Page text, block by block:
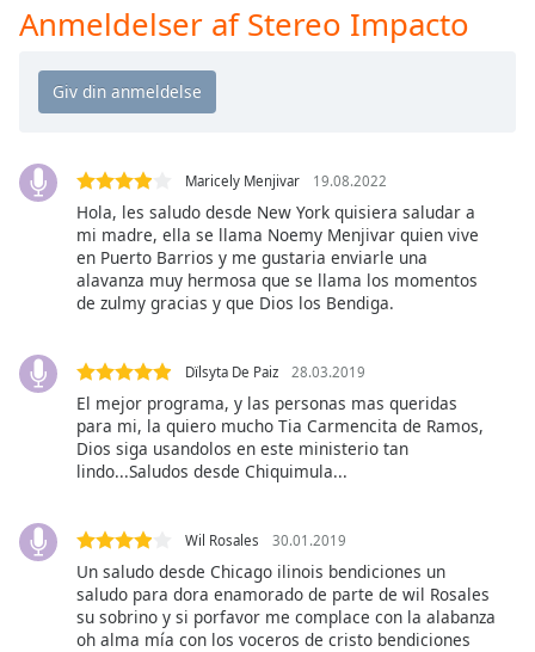
Chapters
descriptions
selected
settings
opens
subtitles
settings
dialog
selected
Anmeldelser af Stereo Impacto
Maricely Menjivar 19.08.2022
Hola, les saludo desde New York quisiera saludar a
mi madre, ella se llama Noemy Menjivar quien vive
en Puerto Barrios y me gustaria enviarle una
alavanza muy hermosa que se llama los momentos
de zulmy gracias y que Dios los Bendiga.
Dïlsyta De Paiz 28.03.2019
El mejor programa, y las personas mas queridas
para mi, la quiero mucho Tia Carmencita de Ramos,
Dios siga usandolos en este ministerio tan
lindo...Saludos desde Chiquimula...
Wil Rosales 30.01.2019
Un saludo desde Chicago ilinois bendiciones un
saludo para dora enamorado de parte de wil Rosales
su sobrino y si porfavor me complace con la alabanza
oh alma mía con los voceros de cristo bendiciones